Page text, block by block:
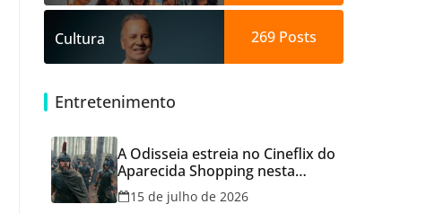
Cultura 269Posts
Entretenimento
A Odisseia estreia no Cineflix do
Aparecida Shopping nesta
quinta, 16
15 de julho de 2026